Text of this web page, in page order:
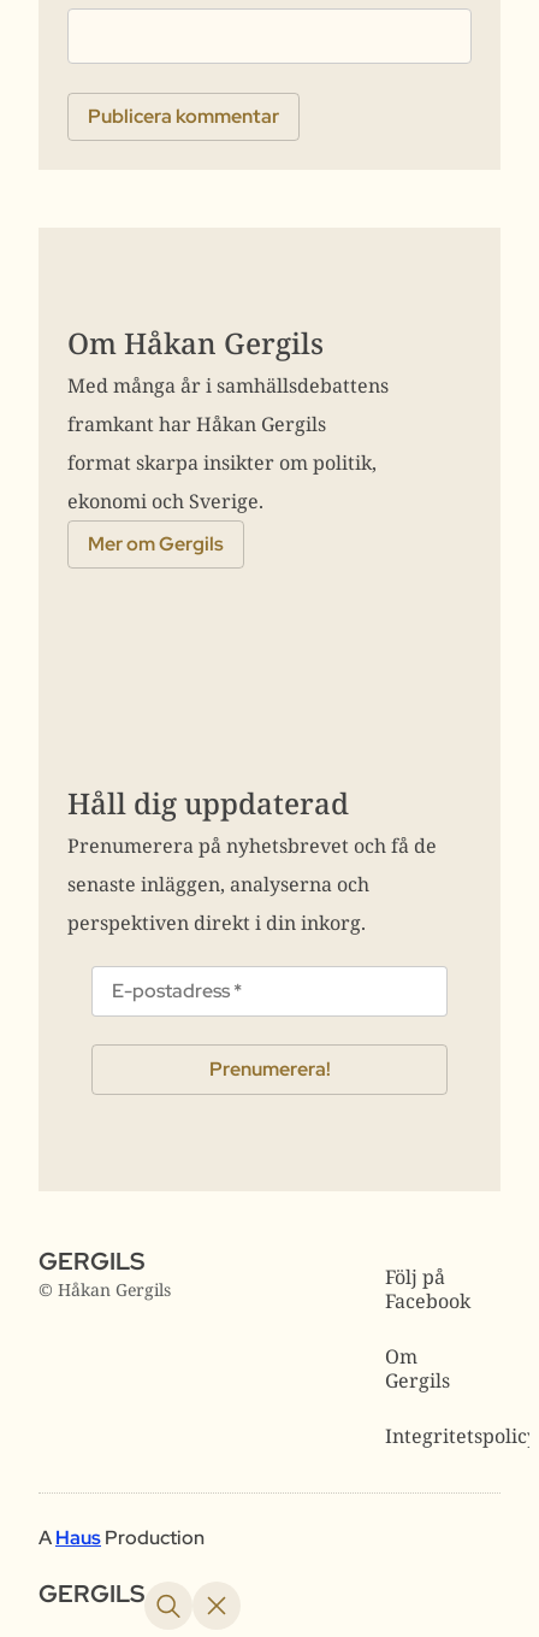
Om Håkan Gergils
Med många år i samhällsdebattens
framkant har Håkan Gergils
format skarpa insikter om politik,
ekonomi och Sverige.
Mer om Gergils
Håll dig uppdaterad
Prenumerera på nyhetsbrevet och få de
senaste inläggen, analyserna och
perspektiven direkt i din inkorg.
GERGILS
© Håkan Gergils
Följ på
Facebook
Om
Gergils
Integritetspolicy
AHausProduction
GERGILS